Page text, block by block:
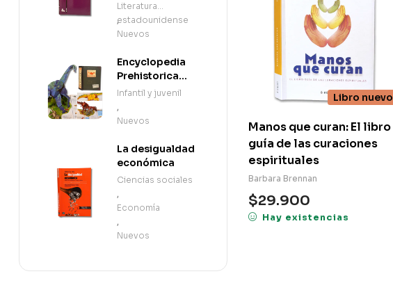
Libro nuevo
Manos que curan: El libro
guía de las curaciones
espirituales
Barbara Brennan
$29.900
Hay existencias
Literatura
estadounidense
,
Nuevos
Encyclopedia
Prehistorica
Dinosaurs: The
Up (en Inglés)
Infantil y juvenil
,
Nuevos
La desigualdad
económica
Ciencias sociales
,
Economía
,
Nuevos